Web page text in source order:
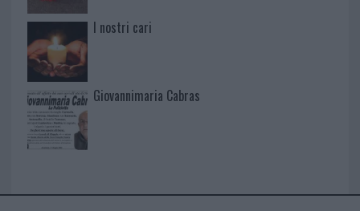
I nostri cari
Giovannimaria Cabras